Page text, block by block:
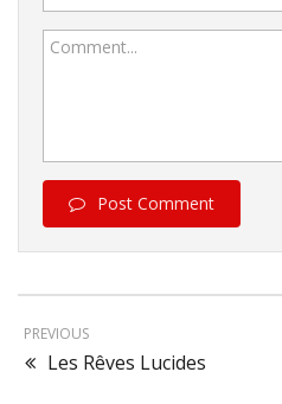
Comment...
Post Comment
PREVIOUS
Les Rêves Lucides